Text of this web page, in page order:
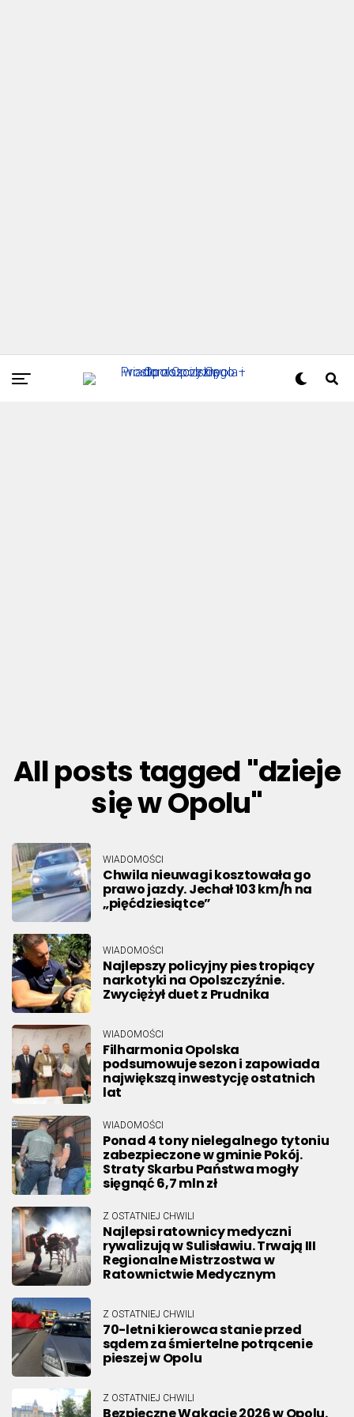
All posts tagged "dzieje
się w Opolu"
WIADOMOŚCI
Chwila nieuwagi kosztowała go
prawo jazdy. Jechał 103 km/h na
„pięćdziesiątce”
WIADOMOŚCI
Najlepszy policyjny pies tropiący
narkotyki na Opolszczyźnie.
Zwyciężył duet z Prudnika
WIADOMOŚCI
Filharmonia Opolska
podsumowuje sezon i zapowiada
największą inwestycję ostatnich
lat
WIADOMOŚCI
Ponad 4 tony nielegalnego tytoniu
zabezpieczone w gminie Pokój.
Straty Skarbu Państwa mogły
sięgnąć 6,7 mln zł
Z OSTATNIEJ CHWILI
Najlepsi ratownicy medyczni
rywalizują w Sulisławiu. Trwają III
Regionalne Mistrzostwa w
Ratownictwie Medycznym
Z OSTATNIEJ CHWILI
70-letni kierowca stanie przed
sądem za śmiertelne potrącenie
pieszej w Opolu
Z OSTATNIEJ CHWILI
Bezpieczne Wakacje 2026 w Opolu.